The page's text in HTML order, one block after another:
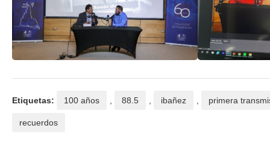
Etiquetas: 100 años , 88.5 , ibañez , primera
recuerdos